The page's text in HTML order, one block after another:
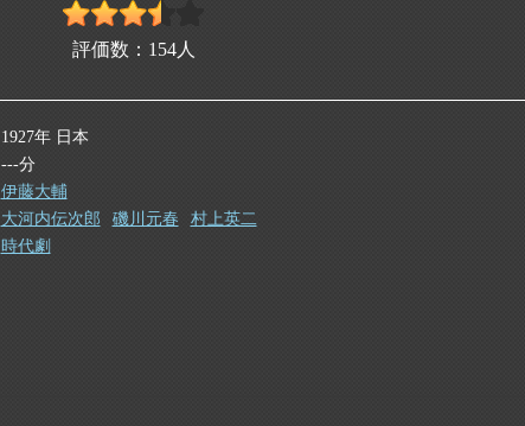
評価数： 154 人
1927年 日本
---分
伊藤大輔
大河内伝次郎 磯川元春
村上英二
時代劇